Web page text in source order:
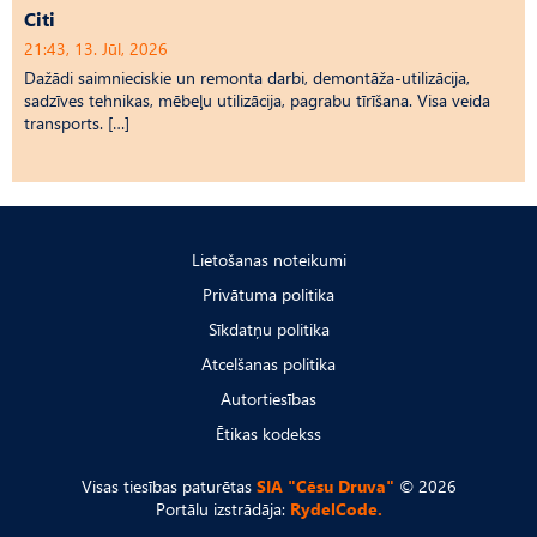
Citi
21:43, 13. Jūl, 2026
Dažādi saimnieciskie un remonta darbi, demontāža-utilizācija,
sadzīves tehnikas, mēbeļu utilizācija, pagrabu tīrīšana. Visa veida
transports. […]
Lietošanas noteikumi
Privātuma politika
Sīkdatņu politika
Atcelšanas politika
Autortiesības
Ētikas kodekss
Visas tiesības paturētas SIA "Cēsu Druva" © 2026
Portālu izstrādāja: RydelCode.